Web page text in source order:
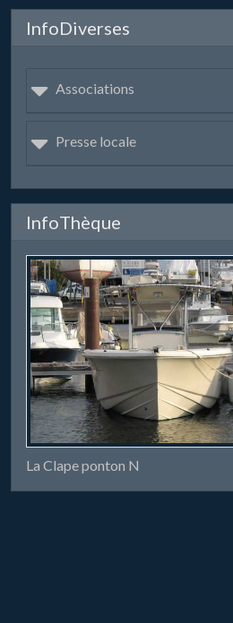
InfoDiverses
Associations
Presse locale
InfoThèque
La Clape ponton N